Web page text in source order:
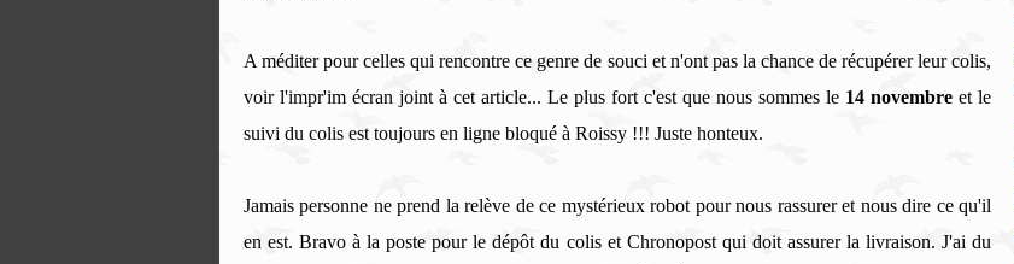
A méditer pour celles qui rencontre ce genre de souci et n'ont pas la chance de récupérer leur colis,
voir l'impr'im écran joint à cet article... Le plus fort c'est que nous sommes le 14 novembre et le
suivi du colis est toujours en ligne bloqué à Roissy !!! Juste honteux.
Jamais personne ne prend la relève de ce mystérieux robot pour nous rassurer et nous dire ce qu'il
en est. Bravo à la poste pour le dépôt du colis et Chronopost qui doit assurer la livraison. J'ai du